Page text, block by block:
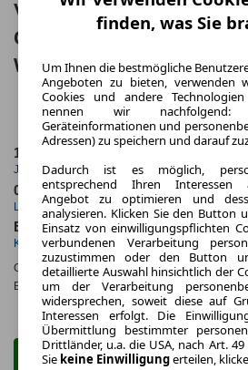
Volkswagen ID.Buzz
Cargo Pro 4MOTION
Wärmepumpe
10.000,0 km
Jahrliche Fahrleistung Laufzeit
0.8
Leasingfaktor
ca. 250
Leistung
Elektro
Kraftstoff
CO
-Emissionen* :ca. 0 g/km(komb.)
Effizienzklasse:
A
Zum Leasing Angebot
finden, was Sie
Um Ihnen die bestmögliche
Angeboten zu bieten, verwenden
Cookies und andere
nennen wir nachfolgend:
Geräteinformationen und
Adressen) zu speichern und darauf
Dadurch ist es möglich,
entsprechend Ihren Interessen
Angebot zu optimieren und
analysieren. Klicken Sie den Button
Einsatz von einwilligungspflichten
verbundenen Verarbeitung
zuzustimmen oder den Button
detaillierte Auswahl hinsichtlich der
um der Verarbeitung
widersprechen, soweit diese auf
Interessen erfolgt. Die
Übermittlung bestimmter
Drittländer, u.a. die USA, nach Art. 49
Sie keine Einwilligungerteilen,